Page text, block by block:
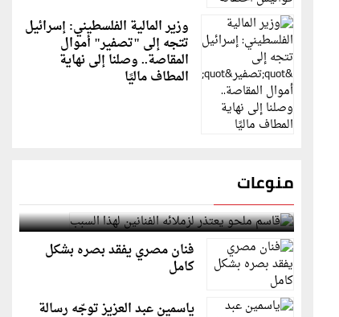
وزير المالية الفلسطيني: إسرائيل
تتجه إلى "تصفير" أموال
المقاصة.. وصلنا إلى نهاية
المطاف ماليًا
منوعات
قاسم ملحو يعتذر لزملائه الفنانين لهذا السبب
فنان مصري يفقد بصره بشكل
كامل
ياسمين عبد العزيز توجّه رسالة